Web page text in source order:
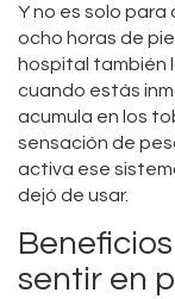
Y no es solo
ocho horas de
hospital también
cuando estás
acumula en los
sensación de
activa ese
dejó de usar.
sentir en